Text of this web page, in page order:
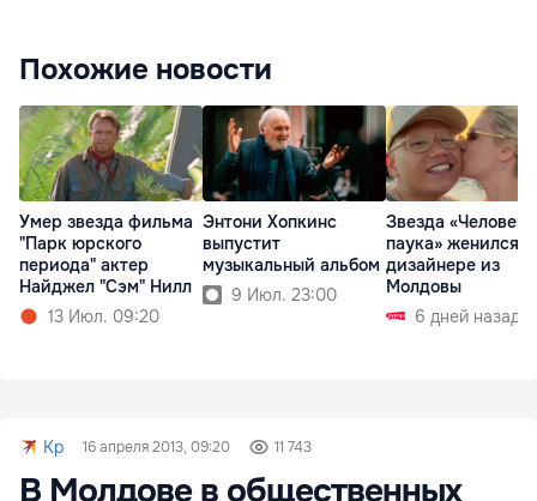
Похожие новости
Умер звезда фильма
"Парк юрского
периода" актер
Найджел "Сэм" Нилл
13 Июл. 09:20
Энтони Хопкинс
выпустит
музыкальный альбом
9 Июл. 23:00
Звезда
паука» женился
дизайнере из
Молдовы
6 дней назад
Kp 16 апреля 2013, 09:20 11 743
В Молдове в общественных